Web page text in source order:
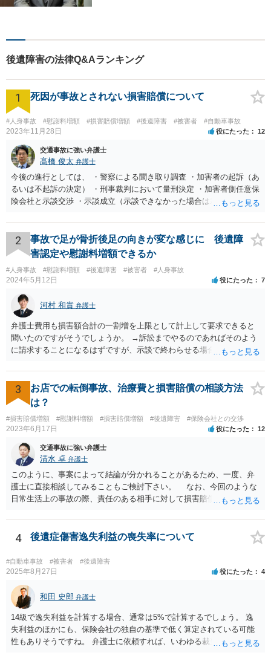
お気軽にご相談ください！多
角的な視点から迅速に解決に
導きます。
後遺障害の法律Q&Aランキング
1 死因が事故とされない損害賠償について
#人身事故 #慰謝料増額 #損害賠償増額 #後遺障害 #被害者 #自動車事故
2023年11月28日 役にたった 12
交通事故に強い弁護士
髙橋 俊太 弁護士
今後の進行としては、 ・警察による聞き取り調査 ・加害者の起訴（あ
るいは不起訴の決定） ・刑事裁判において量刑決定 ・加害者側任意保
険会社と示談交渉 ・示談成立（示談できなかった場合は裁判） となり
加害者に対する処罰感情など尋ねられるはずですので、率直にお答え
になるとよいと思います。
2
事故で足が骨折後足の向きが変な感じに 後遺障
害認定や慰謝料増額できるか
#人身事故 #慰謝料増額 #後遺障害 #被害者 #人身事故
2024年5月12日 役にたった 7
河村 和貴 弁護士
弁護士費用も損害額合計の一割増を上限として計上して要求できると
聞いたのですがそうでしょうか。 →訴訟までやるのであればそのよう
に請求することになるはずですが、示談で終わらせる場合には、そこ
ならほとんど充足できるか多くが返ってくるイメージなので頼むのも
いいかなと思うのですが。 →LAC基準でもそうかもしれませんし、交
通事故事案ではより定額の費用としている法律事務所も多いように思
います。費用面も含めて、弁護士さんを検討してみるとよいかもしれ
ませんね。 かなり具体的な話も多くなっているので、法律事務所に問
い合わせてみるとよいと思います。
3
お店での転倒事故、治療費と損害賠償の相談方法
は？
#損害賠償増額 #慰謝料増額 #損害賠償増額 #後遺障害 #保険会社との交渉
2023年6月17日 役にたった 12
交通事故に強い弁護士
清水 卓 弁護士
このように、事案によって結論が分かれることがあるため、一度、弁
護士に直接相談してみることもご検討下さい。 なお、今回のような
日常生活上の事故の際、責任のある相手に対して損害賠償請求する際
す（ご自宅の火災保険や自動車の任意保険等を確認してみて下さい。
加入したつもりがなくても、確認してみたら付いていたということが
4 後遺症傷害逸失利益の喪失率について
#自動車事故 #被害者 #後遺障害
2025年8月27日 役にたった 4
和田 史郎 弁護士
14級で逸失利益を計算する場合、通常は5%で計算するでしょう。 逸
失利益のほかにも、保険会社の独自の基準で低く算定されている可能
性もありそうですね。 弁護士に依頼すれば、いわゆる裁判基準程度の